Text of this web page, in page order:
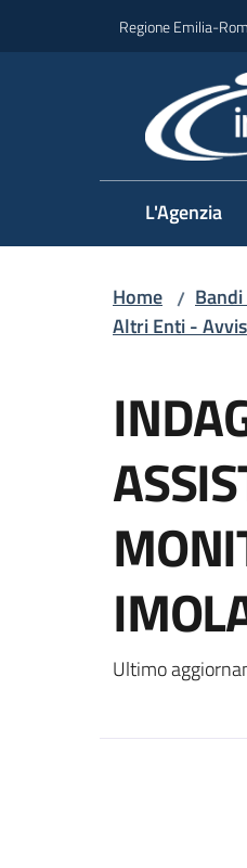
Regione Emilia-
L'Agenzia
Home /
Altri Enti -
Ultimo